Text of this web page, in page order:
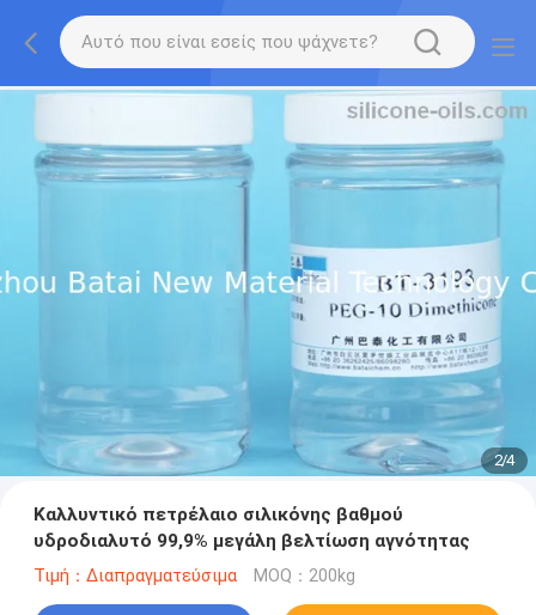
2/4
Καλλυντικό πετρέλαιο σιλικόνης βαθμού
υδροδιαλυτό 99,9% μεγάλη βελτίωση αγνότητας
Τιμή：Διαπραγματεύσιμα MOQ：200kg